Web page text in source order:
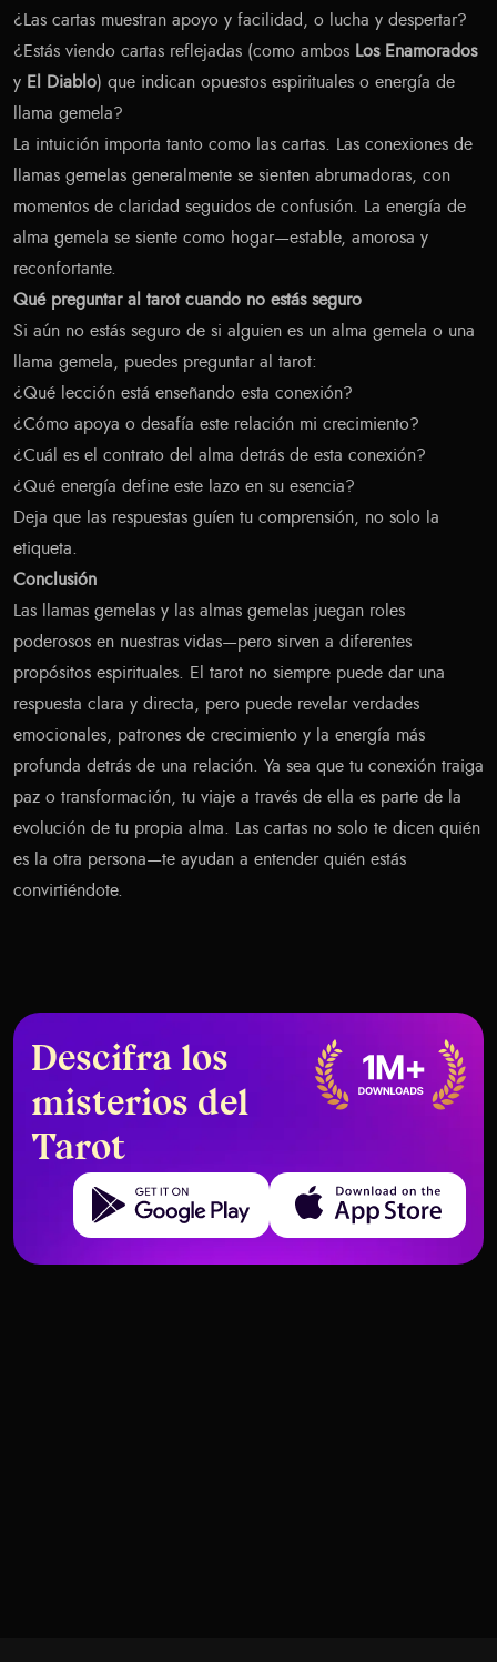
¿Las cartas muestran apoyo y facilidad, o lucha y despertar?
¿Estás viendo cartas reflejadas (como ambos Los Enamorados
y El Diablo) que indican opuestos espirituales o energía de
llama gemela?
La intuición importa tanto como las cartas. Las conexiones de
llamas gemelas generalmente se sienten abrumadoras, con
momentos de claridad seguidos de confusión. La energía de
alma gemela se siente como hogar—estable, amorosa y
reconfortante.
Qué preguntar al tarot cuando no estás seguro
Si aún no estás seguro de si alguien es un alma gemela o una
llama gemela, puedes preguntar al tarot:
¿Qué lección está enseñando esta conexión?
¿Cómo apoya o desafía este relación mi crecimiento?
¿Cuál es el contrato del alma detrás de esta conexión?
¿Qué energía define este lazo en su esencia?
Deja que las respuestas guíen tu comprensión, no solo la
etiqueta.
Conclusión
Las llamas gemelas y las almas gemelas juegan roles
poderosos en nuestras vidas—pero sirven a diferentes
propósitos espirituales. El tarot no siempre puede dar una
respuesta clara y directa, pero puede revelar verdades
emocionales, patrones de crecimiento y la energía más
profunda detrás de una relación. Ya sea que tu conexión traiga
paz o transformación, tu viaje a través de ella es parte de la
evolución de tu propia alma. Las cartas no solo te dicen quién
es la otra persona—te ayudan a entender quién estás
convirtiéndote.
Descifra los
misterios del
Tarot
Get it on Google Play Download on the App Store